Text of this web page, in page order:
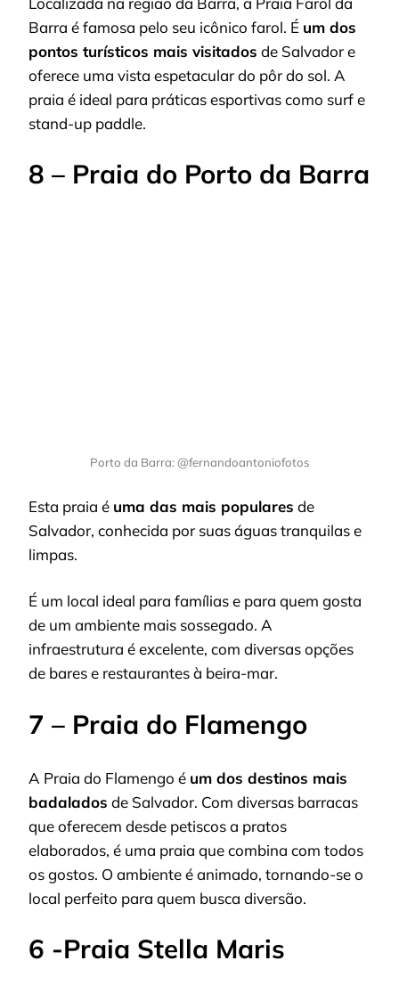
Barra é famosa pelo seu icônico farol. É um dos
pontos turísticos mais visitados de Salvador e
oferece uma vista espetacular do pôr do sol. A
praia é ideal para práticas esportivas como surf e
stand-up paddle.
8 – Praia do Porto da Barra
Porto da Barra: @fernandoantoniofotos
Esta praia é uma das mais populares de
Salvador, conhecida por suas águas tranquilas e
limpas.
É um local ideal para famílias e para quem gosta
de um ambiente mais sossegado. A
infraestrutura é excelente, com diversas opções
de bares e restaurantes à beira-mar.
7 – Praia do Flamengo
A Praia do Flamengo é um dos destinos mais
badalados de Salvador. Com diversas barracas
que oferecem desde petiscos a pratos
elaborados, é uma praia que combina com todos
os gostos. O ambiente é animado, tornando-se o
local perfeito para quem busca diversão.
6 -Praia Stella Maris